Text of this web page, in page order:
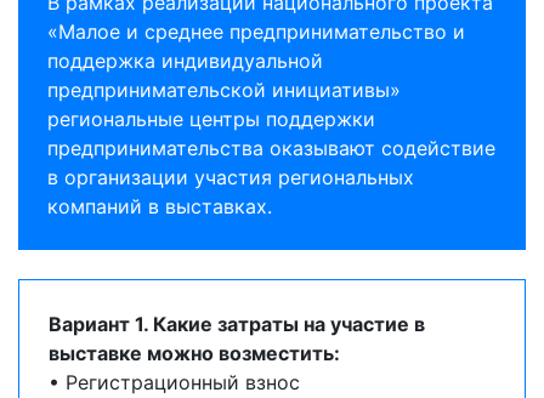
«Малое и среднее предпринимательство и
поддержка индивидуальной
предпринимательской инициативы»
региональные центры поддержки
предпринимательства оказывают содействие
в организации участия региональных
компаний в выставках.
Вариант 1. Какие затраты на участие в
выставке можно возместить:
• Регистрационный взнос